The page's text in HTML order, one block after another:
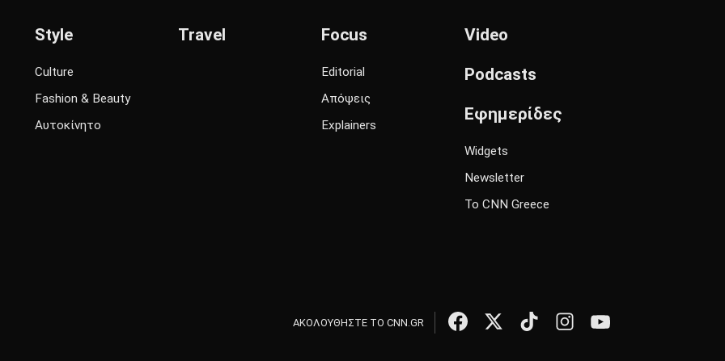
Style
Culture
Fashion & Beauty
Αυτοκίνητο
Travel Focus
Editorial
Απόψεις
Explainers
Video
Podcasts
Εφημερίδες
Widgets
Newsletter
Το CNN Greece
ΑΚΟΛΟΥΘΗΣΤΕ ΤΟ CNN.GR